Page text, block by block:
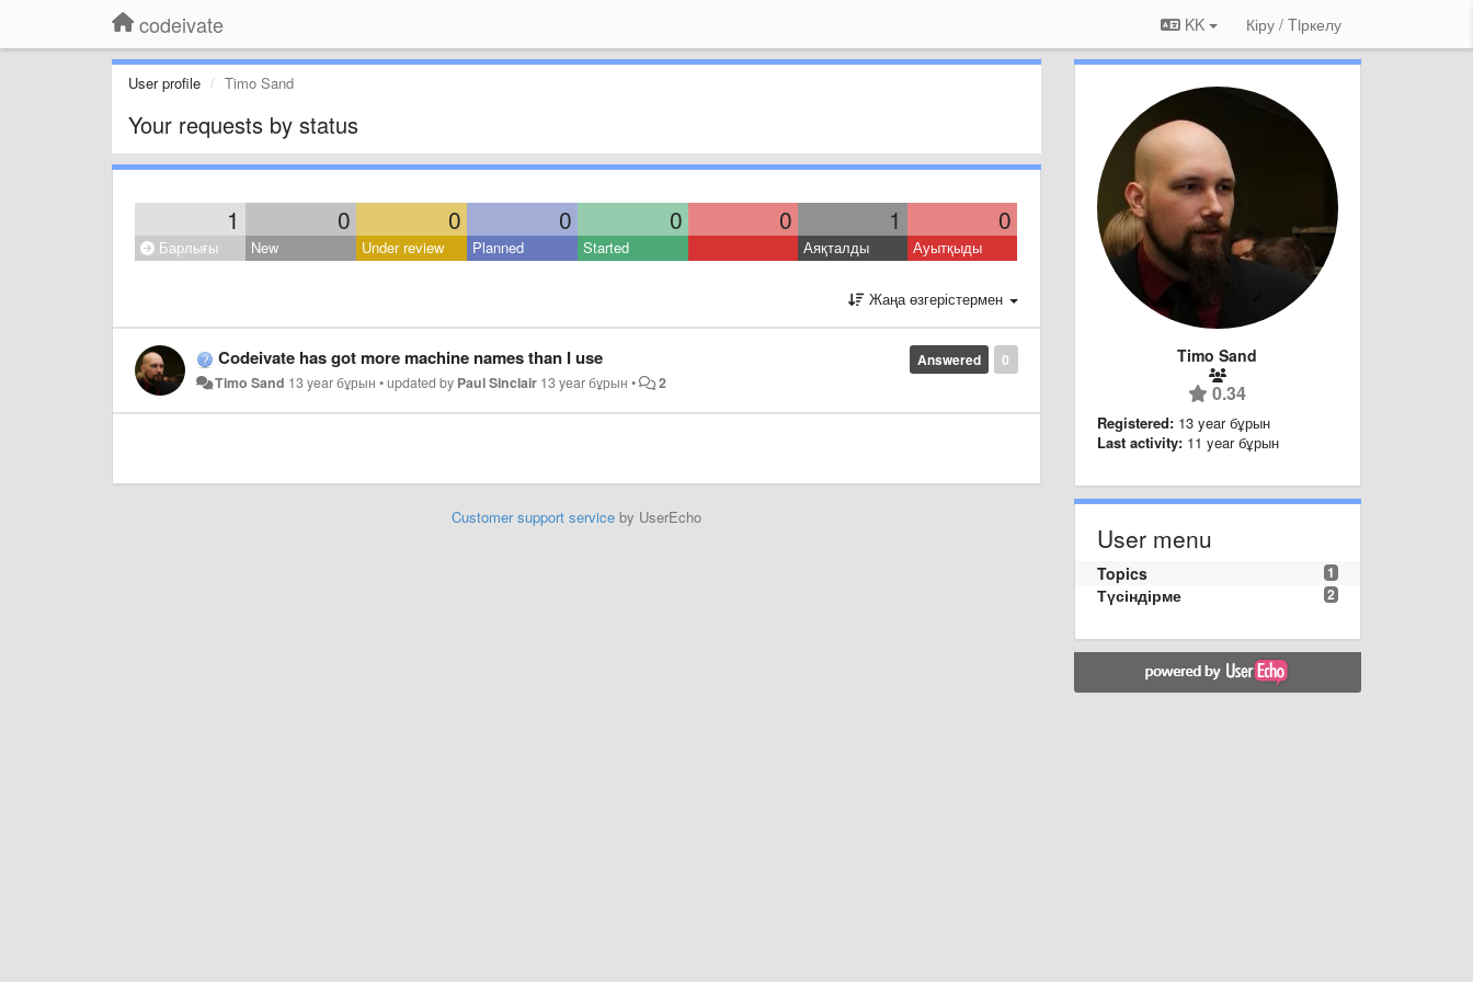
codeivate KK Кіру / Tiркелу
User profile Timo Sand
Your requests by status
1 0 0 0 0 0 1 0
Барлығы New Under review Planned Started Аяқталды Ауытқыды
Жаңа өзгерістермен
0
Answered
Codeivate has got more machine names than I use
Timo Sand 13 year бұрын •updated by Paul Sinclair 13 year бұрын • 2
Customer support serviceby UserEcho
Timo Sand
0.34
Registered: 13 year бұрын
Last activity: 11 year бұрын
User menu
1
Topics
2
Түсіндірме